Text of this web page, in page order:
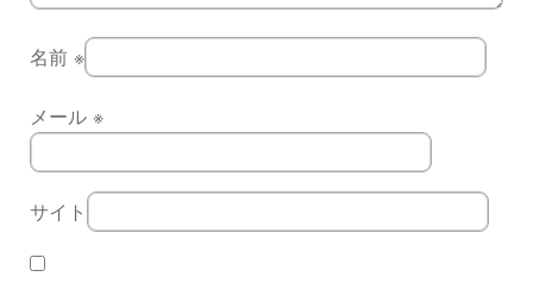
名前 ※
メール ※
サイト